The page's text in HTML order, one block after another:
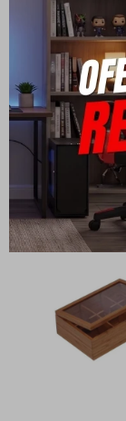
Medios de
Productos